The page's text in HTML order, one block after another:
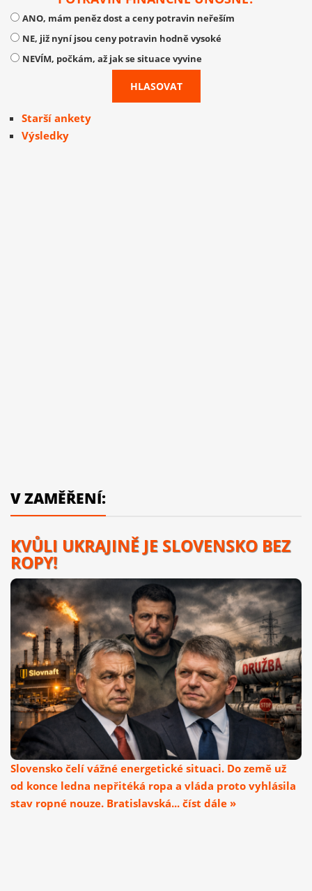
ANO, mám peněz dost a ceny potravin neřeším
NE, již nyní jsou ceny potravin hodně vysoké
NEVÍM, počkám, až jak se situace vyvine
Starší ankety
Výsledky
V ZAMĚŘENÍ:
KVŮLI UKRAJINĚ JE SLOVENSKO BEZ
ROPY!
Slovensko čelí vážné energetické situaci. Do země už
od konce ledna nepřitéká ropa a vláda proto vyhlásila
stav ropné nouze. Bratislavská... číst dále »